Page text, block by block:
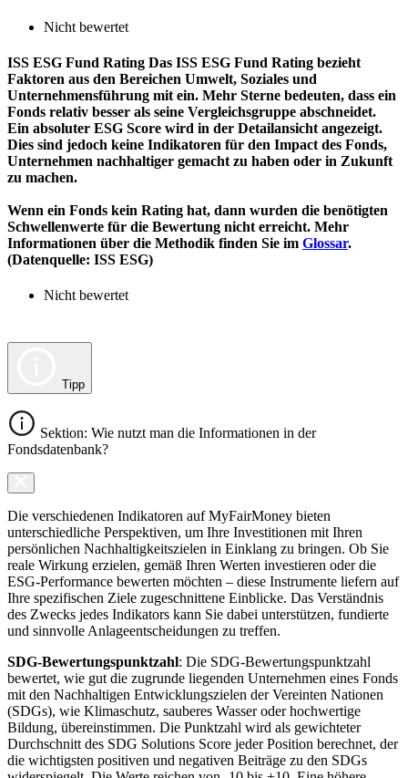
Nicht bewertet
ISS ESG Fund Rating Das ISS ESG Fund Rating bezieht
Faktoren aus den Bereichen Umwelt, Soziales und
Unternehmensführung mit ein. Mehr Sterne bedeuten, dass ein
Fonds relativ besser als seine Vergleichsgruppe abschneidet.
Ein absoluter ESG Score wird in der Detailansicht angezeigt.
Dies sind jedoch keine Indikatoren für den Impact des Fonds,
Unternehmen nachhaltiger gemacht zu haben oder in Zukunft
zu machen.
Wenn ein Fonds kein Rating hat, dann wurden die benötigten
Schwellenwerte für die Bewertung nicht erreicht. Mehr
Informationen über die Methodik finden Sie im Glossar.
(Datenquelle: ISS ESG)
Nicht bewertet
Tipp
Sektion: Wie nutzt man die Informationen in der
Fondsdatenbank?
Die verschiedenen Indikatoren auf MyFairMoney bieten
unterschiedliche Perspektiven, um Ihre Investitionen mit Ihren
persönlichen Nachhaltigkeitszielen in Einklang zu bringen. Ob Sie
reale Wirkung erzielen, gemäß Ihren Werten investieren oder die
ESG-Performance bewerten möchten – diese Instrumente liefern auf
Ihre spezifischen Ziele zugeschnittene Einblicke. Das Verständnis
des Zwecks jedes Indikators kann Sie dabei unterstützen, fundierte
und sinnvolle Anlageentscheidungen zu treffen.
SDG-Bewertungspunktzahl: Die SDG-Bewertungspunktzahl
bewertet, wie gut die zugrunde liegenden Unternehmen eines Fonds
mit den Nachhaltigen Entwicklungszielen der Vereinten Nationen
(SDGs), wie Klimaschutz, sauberes Wasser oder hochwertige
Bildung, übereinstimmen. Die Punktzahl wird als gewichteter
Durchschnitt des SDG Solutions Score jeder Position berechnet, der
die wichtigsten positiven und negativen Beiträge zu den SDGs